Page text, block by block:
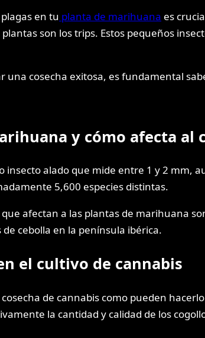
en tu planta de marihuana es
son los trips. Estos pequeños
una cosecha exitosa, es fundamental
y cómo afecta al
insecto alado que mide entre 1 y 2 mm,
5,600 especies distintas.
afectan a las plantas de marihuana
cebolla en la península ibérica.
el cultivo de cannabis
de cannabis como pueden
la cantidad y calidad de los